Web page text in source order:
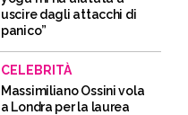
uscire dagli attacchi di
panico”
CELEBRITÀ
Massimiliano Ossini vola
a Londra per la laurea